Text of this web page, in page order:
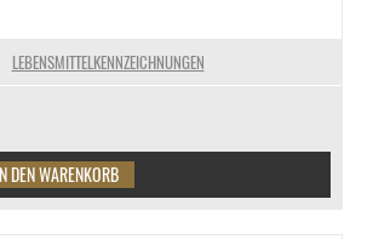
LEBENSMITTELKENNZEICHNUNGEN